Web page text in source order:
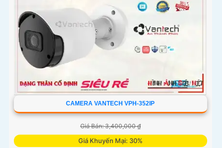
CAMERA VANTECH VPH-352IP
Giá Bán: 3,400,000 ₫
Giá Khuyến Mại: 30%